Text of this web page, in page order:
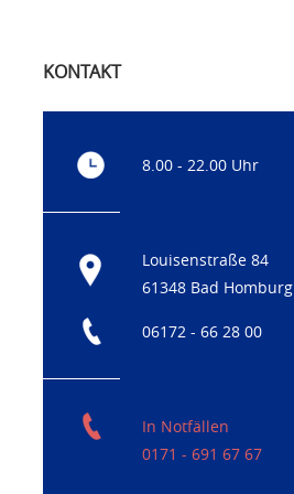
KONTAKT
8.00 - 22.00 Uhr
Louisenstraße 84
61348 Bad Homburg
06172 - 66 28 00
In Notfällen
0171 - 691 67 67